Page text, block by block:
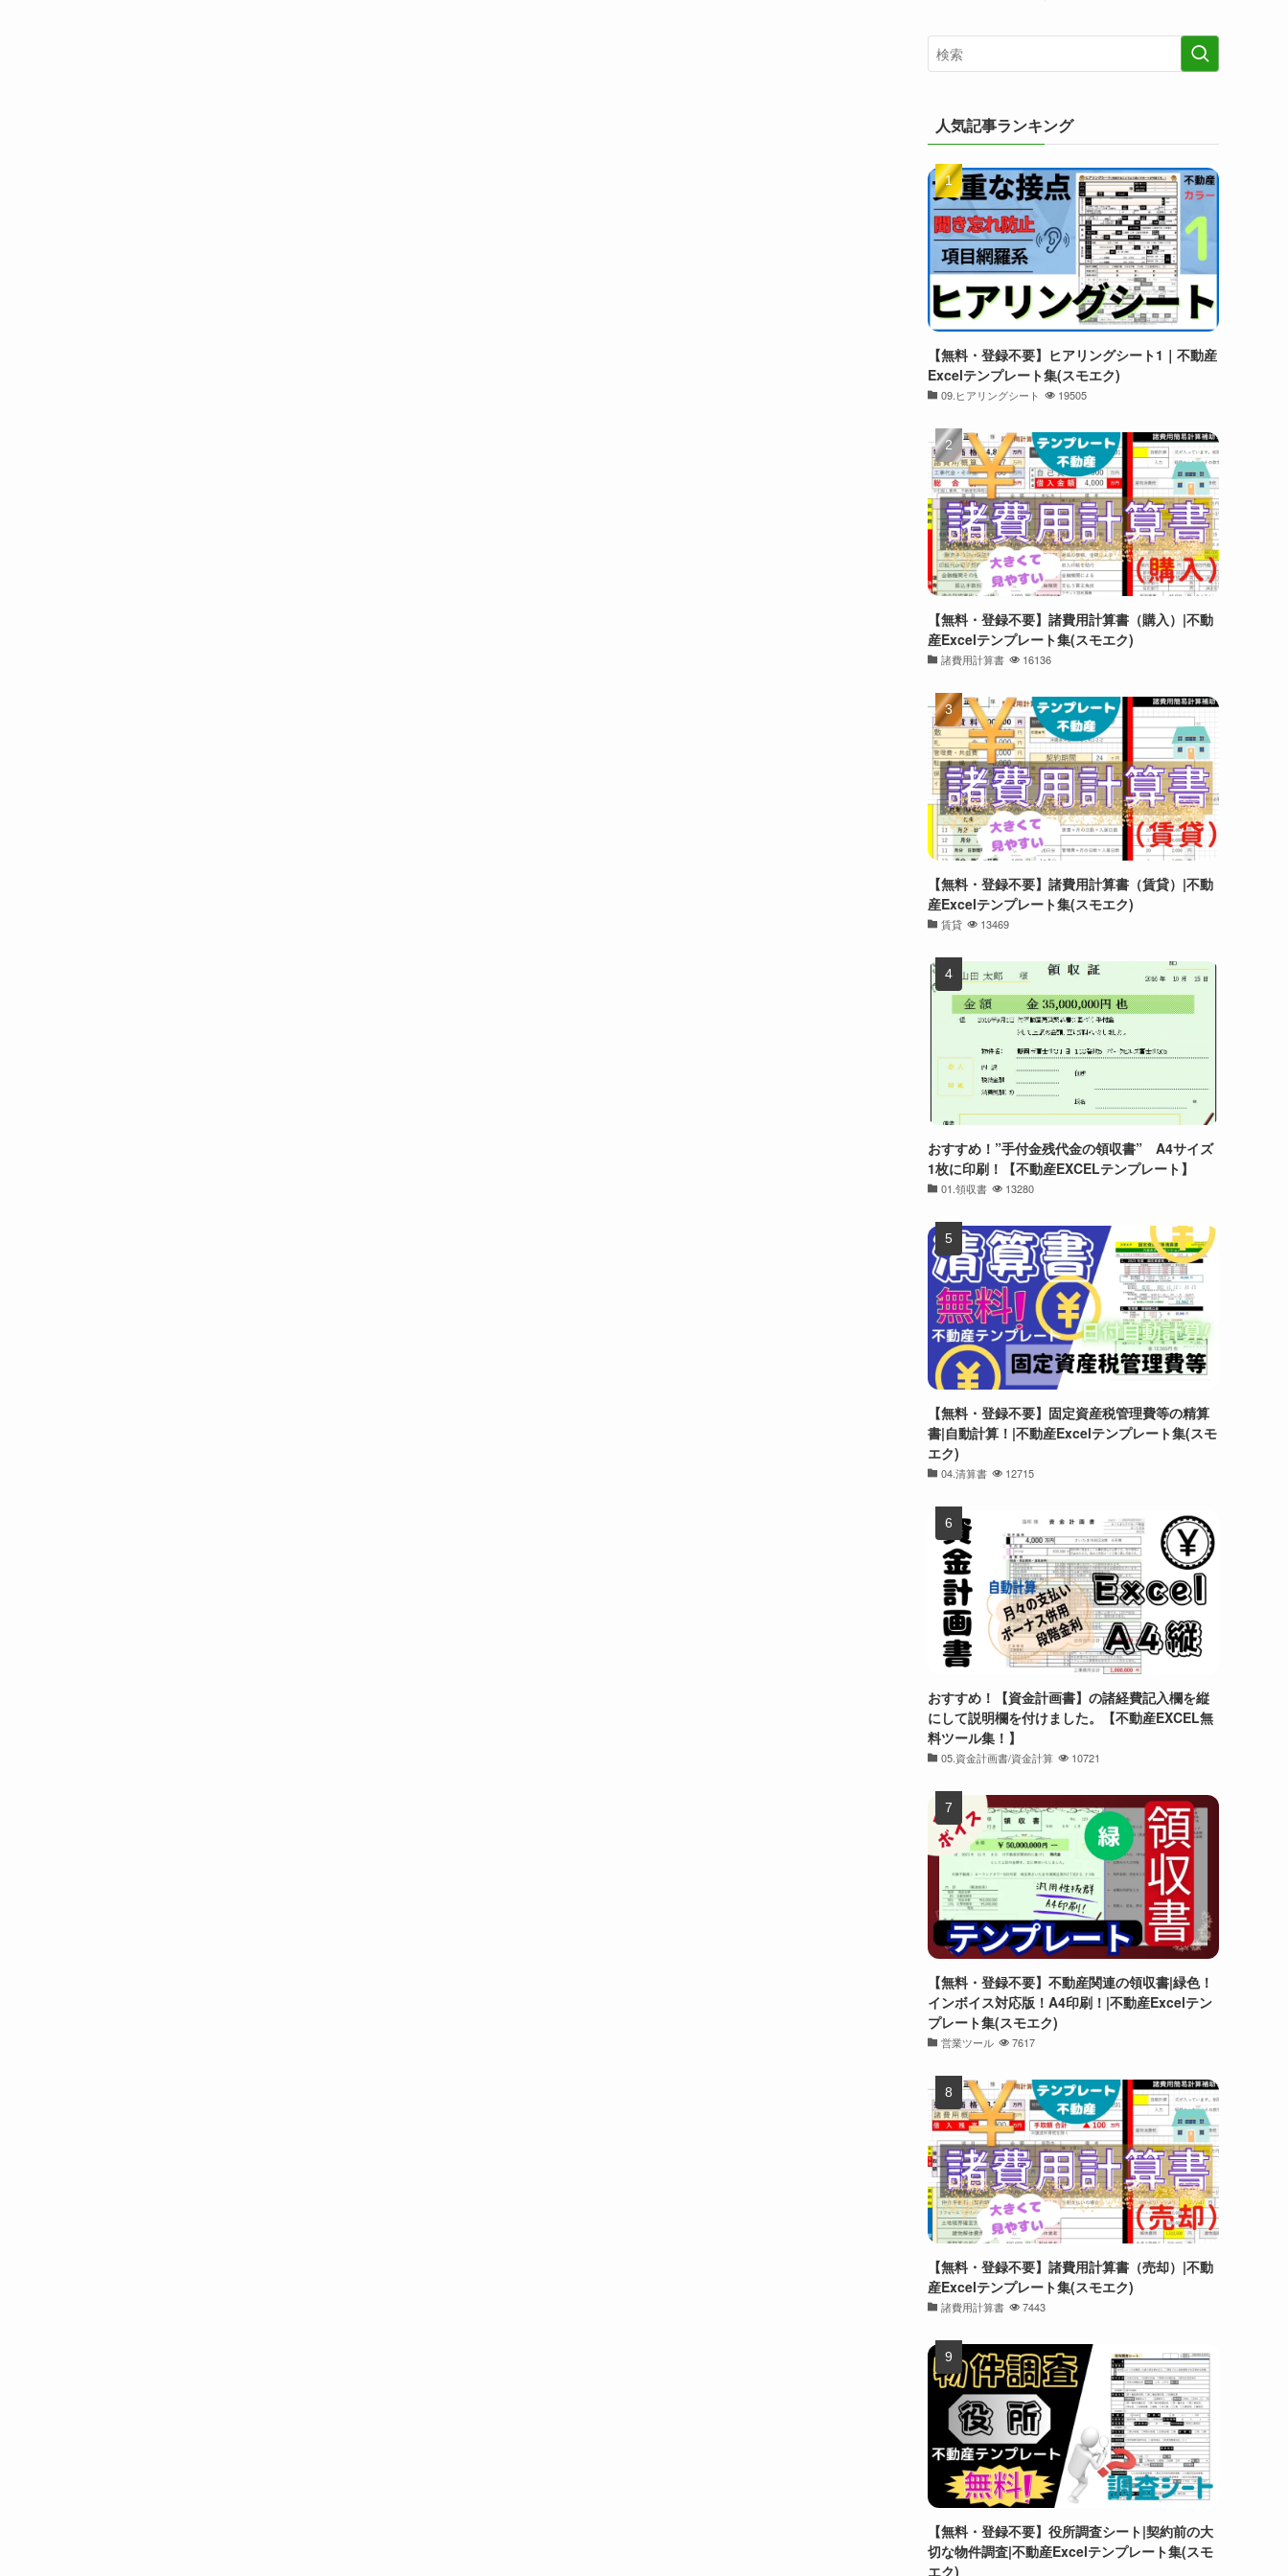
人気記事ランキング
【無料・登録不要】ヒアリングシート1｜不動産
Excelテンプレート集(スモエク)
09.ヒアリングシート 19505
【無料・登録不要】諸費用計算書（購入）|不動
産Excelテンプレート集(スモエク)
諸費用計算書 16136
【無料・登録不要】諸費用計算書（賃貸）|不動
産Excelテンプレート集(スモエク)
賃貸 13469
おすすめ！”手付金残代金の領収書” A4サイズ
1枚に印刷！【不動産EXCELテンプレート】
01.領収書 13280
【無料・登録不要】固定資産税管理費等の精算
書|自動計算！|不動産Excelテンプレート集(スモ
エク)
04.清算書 12715
おすすめ！【資金計画書】の諸経費記入欄を縦
にして説明欄を付けました。【不動産EXCEL無
料ツール集！】
05.資金計画書/資金計算 10721
【無料・登録不要】不動産関連の領収書|緑色！
インボイス対応版！A4印刷！|不動産Excelテン
プレート集(スモエク)
営業ツール 7617
【無料・登録不要】諸費用計算書（売却）|不動
産Excelテンプレート集(スモエク)
諸費用計算書 7443
【無料・登録不要】役所調査シート|契約前の大
切な物件調査|不動産Excelテンプレート集(スモ
エク)